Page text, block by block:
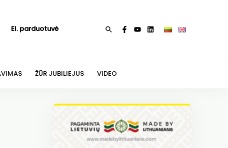
El. parduotuvė Paieška
ŽŪR JUBILIEJUS VIDEO